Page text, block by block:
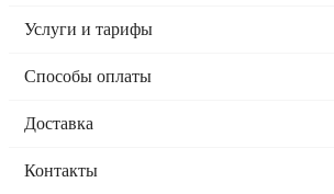
Услуги и тарифы
Способы оплаты
Доставка
Контакты